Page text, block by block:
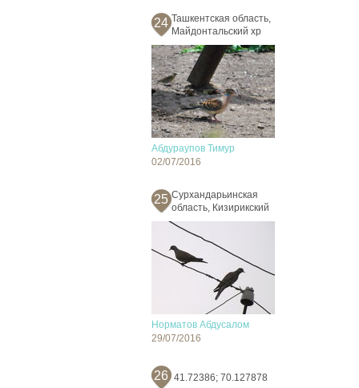
24 Ташкентская область,
Майдонтальский хр
Абдураупов Тимур
02/07/2016
25 Сурхандарьинская
область, Кизирикский
Норматов Абдусалом
29/07/2016
26 41.72386; 70.127878